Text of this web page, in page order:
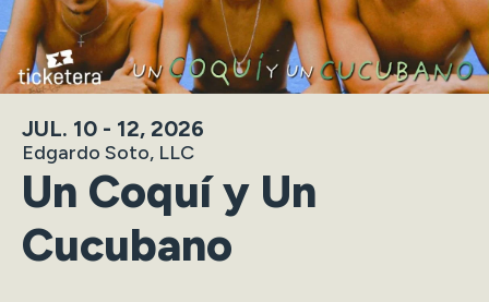
JUL. 10 - 12, 2026
Edgardo Soto, LLC
Un Coquí y Un
Cucubano